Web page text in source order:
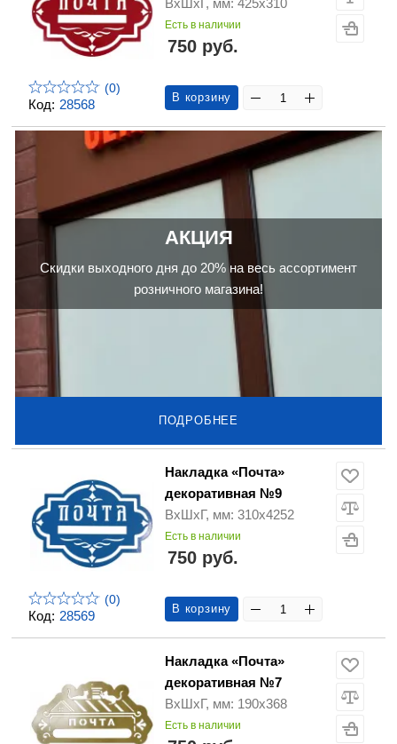
Код: 28568
(0)
ВхШхГ, мм: 425х310
Есть в наличии
750 руб.
В корзину
АКЦИЯ
Скидки выходного дня до 20% на весь ассортимент
розничного магазина!
ПОДРОБНЕЕ
Код: 28569
(0)
Накладка «Почта»
декоративная №9
ВхШхГ, мм: 310х4252
Есть в наличии
750 руб.
В корзину
Накладка «Почта»
декоративная №7
ВхШхГ, мм: 190х368
Есть в наличии